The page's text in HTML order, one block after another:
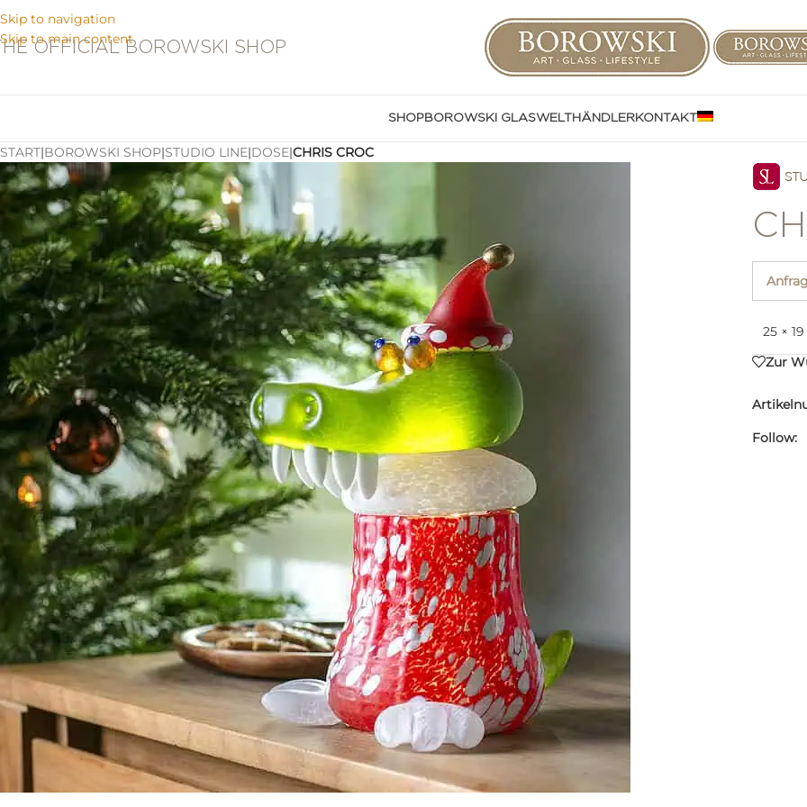
Skip to navigation
Skip to main content
OFFICIAL BOROWSKI SHOP
SHOPBOROWSKI GLASWELTHÄNDLERKONTAKT
START|BOROWSKI SHOP|STUDIO LINE|DOSE|CHRIS CROC
25 ×
Zur
Follow: